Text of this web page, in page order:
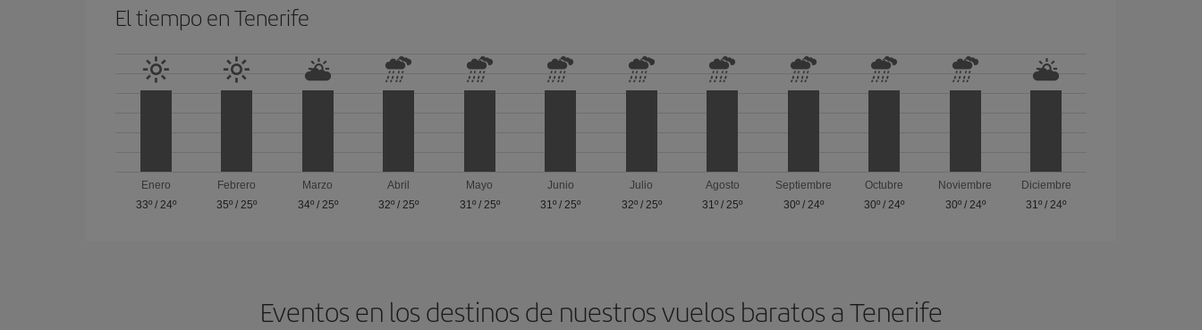
El tiempo en Tenerife
Enero
33º/ 24º
Febrero
35º /25º
Marzo
34º/ 25º
Abril
32º /25º
Mayo
31º/ 25º
Junio
31º /25º
Julio
32º/ 25º
Agosto
31º /25º
Septiembre
30º/ 24º
Octubre
30º /24º
Noviembre
30º/ 24º
Diciembre
31º /24º
Eventos en los destinos de nuestros vuelos baratos a Tenerife